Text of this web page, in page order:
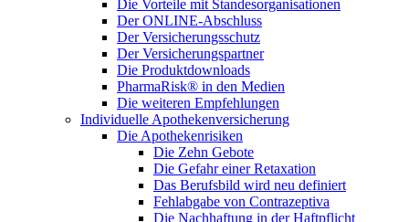
Die Vorteile mit Standesorganisationen
Der ONLINE-Abschluss
Der Versicherungsschutz
Der Versicherungspartner
Die Produktdownloads
PharmaRisk® in den Medien
Die weiteren Empfehlungen
Individuelle Apothekenversicherung
Die Apothekenrisiken
Die Zehn Gebote
Die Gefahr einer Retaxation
Das Berufsbild wird neu definiert
Fehlabgabe von Contrazeptiva
Die Nachhaftung in der Haftpflicht